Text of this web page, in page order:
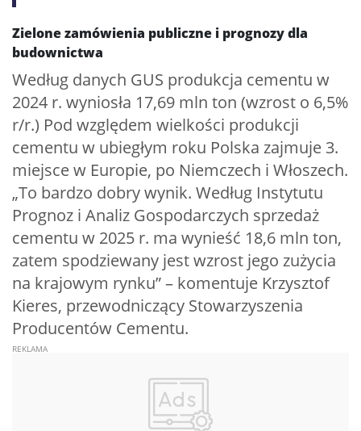
Zielone zamówienia publiczne i prognozy dla
budownictwa
Według danych GUS produkcja cementu w
2024 r. wyniosła 17,69 mln ton (wzrost o 6,5%
r/r.) Pod względem wielkości produkcji
cementu w ubiegłym roku Polska zajmuje 3.
miejsce w Europie, po Niemczech i Włoszech.
„To bardzo dobry wynik. Według Instytutu
Prognoz i Analiz Gospodarczych sprzedaż
cementu w 2025 r. ma wynieść 18,6 mln ton,
zatem spodziewany jest wzrost jego zużycia
na krajowym rynku” – komentuje Krzysztof
Kieres, przewodniczący Stowarzyszenia
Producentów Cementu.